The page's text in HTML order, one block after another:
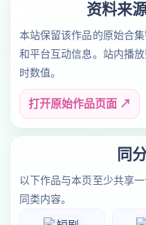
资料来
本站保留该作品的原始合
和平台互动信息。站内播
时数值。
打开原始作品页面 ↗
同
以下作品与本页至少共享
同类内容。